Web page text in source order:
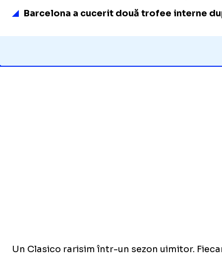
Barcelona a cucerit două trofee interne
Un Clasico rarisim într-un sezon uimitor.